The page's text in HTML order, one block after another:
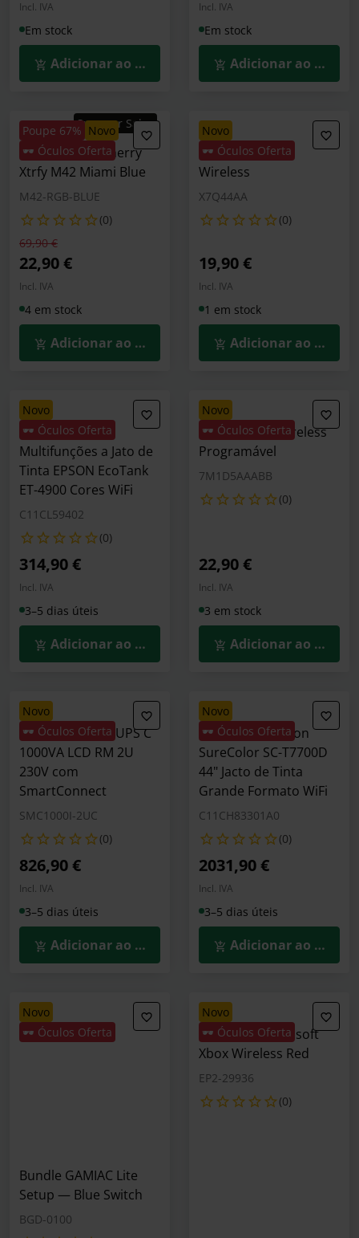
Incl. IVA
Em stock
Adicionar ao Carrinho
Incl. IVA
Em stock
Adicionar ao
Poupe 67%
novo
🕶️ Óculos Oferta
Summer Sales
Rato Gaming Cherry
Xtrfy M42 Miami Blue
M42-RGB-BLUE
(0)
Preço reduzido de
69,90 €para
22,90 €
Incl. IVA
4 em stock
Adicionar ao Carrinho
novo
🕶️ Óculos Oferta
Rato HP Z3700
Wireless
X7Q44AA
(0)
19,90 €
Incl. IVA
1 em stock
Adicionar ao
novo
🕶️ Óculos Oferta
Impressora
Multifunções a Jato de
Tinta EPSON EcoTank
ET-4900 Cores WiFi
C11CL59402
(0)
314,90 €
Incl. IVA
3–5 dias úteis
Adicionar ao Carrinho
novo
🕶️ Óculos Oferta
Rato HP 425 Wireless
Programável
7M1D5AAABB
(0)
22,90 €
Incl. IVA
3 em stock
Adicionar ao
novo
🕶️ Óculos Oferta
UPS APC Smart-UPS C
1000VA LCD RM 2U
230V com
SmartConnect
SMC1000I-2UC
(0)
826,90 €
Incl. IVA
3–5 dias úteis
Adicionar ao Carrinho
novo
🕶️ Óculos Oferta
Impressora Epson
SureColor SC-T7700D
44" Jacto de Tinta
Grande Formato WiFi
C11CH83301A0
(0)
2031,90 €
Incl. IVA
3–5 dias úteis
Adicionar ao
novo
🕶️ Óculos Oferta
Bundle GAMIAC Lite
Setup — Blue Switch
BGD-0100
novo
🕶️ Óculos Oferta
Gamepad Microsoft
Xbox Wireless Red
EP2-29936
(0)